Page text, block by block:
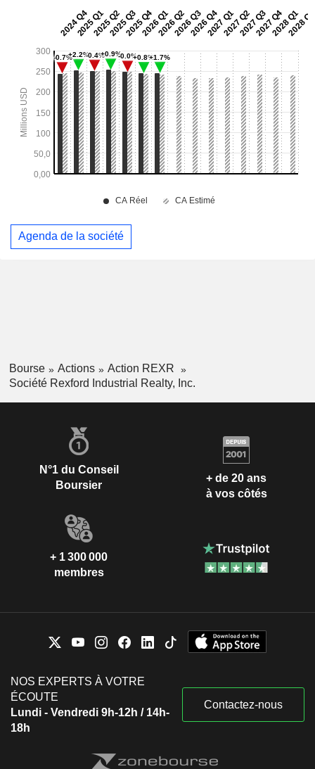
Agenda de la société
Bourse Actions
Action REXR
Société Rexford Industrial Realty, Inc.
N°1 du Conseil
Boursier
+ de 20 ans
à vos côtés
+ 1 300 000
membres
NOS EXPERTS À VOTRE
ÉCOUTE
Lundi - Vendredi 9h-12h / 14h-
18h
Contactez-nous